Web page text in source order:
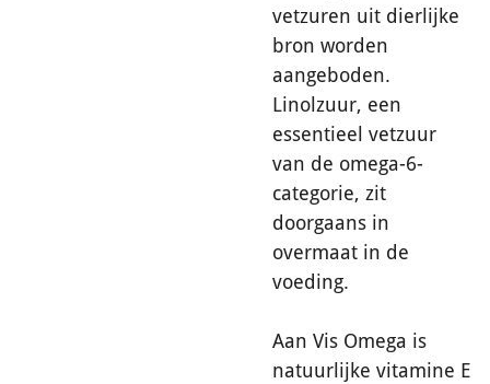
vetzuren uit dierlijke
bron worden
aangeboden.
Linolzuur, een
essentieel vetzuur
van de omega-6-
categorie, zit
doorgaans in
overmaat in de
voeding.
Aan Vis Omega is
natuurlijke vitamine E